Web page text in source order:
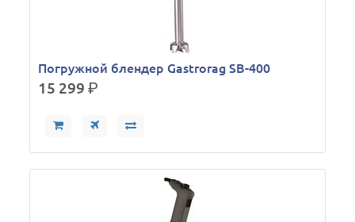
Погружной блендер Gastrorag SB-400
15 299р.